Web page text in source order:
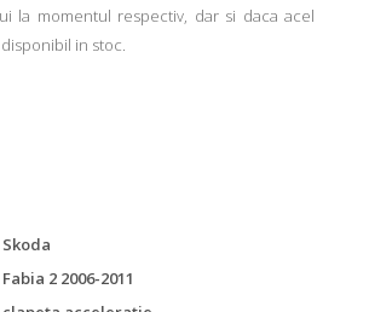
la momentul respectiv, dar si daca acel
in stoc.
Skoda
Fabia 2 2006-2011